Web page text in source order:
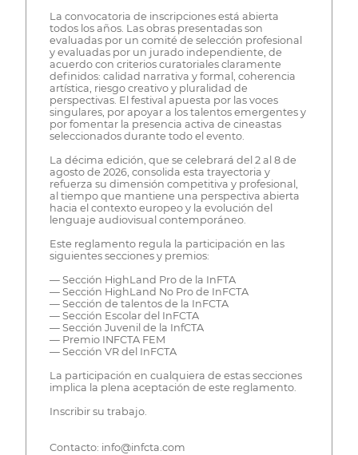
La convocatoria de inscripciones está abierta
todos los años. Las obras presentadas son
evaluadas por un comité de selección profesional
y evaluadas por un jurado independiente, de
acuerdo con criterios curatoriales claramente
definidos: calidad narrativa y formal, coherencia
artística, riesgo creativo y pluralidad de
perspectivas. El festival apuesta por las voces
singulares, por apoyar a los talentos emergentes y
por fomentar la presencia activa de cineastas
seleccionados durante todo el evento.
La décima edición, que se celebrará del 2 al 8 de
agosto de 2026, consolida esta trayectoria y
refuerza su dimensión competitiva y profesional,
al tiempo que mantiene una perspectiva abierta
hacia el contexto europeo y la evolución del
lenguaje audiovisual contemporáneo.
Este reglamento regula la participación en las
siguientes secciones y premios:
— Sección HighLand Pro de la InFTA
— Sección HighLand No Pro de InFCTA
— Sección de talentos de la InFCTA
— Sección Escolar del InFCTA
— Sección Juvenil de la InfCTA
— Premio INFCTA FEM
— Sección VR del InFCTA
La participación en cualquiera de estas secciones
implica la plena aceptación de este reglamento.
Inscribir su trabajo.
Contacto: info@infcta.com